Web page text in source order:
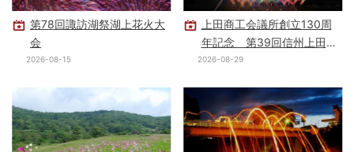
第78回諏訪湖祭湖上花火大
会
2026-08-15
上田商工会議所創立130周
年記念 第39回信州上田大
花火大会
2026-08-29